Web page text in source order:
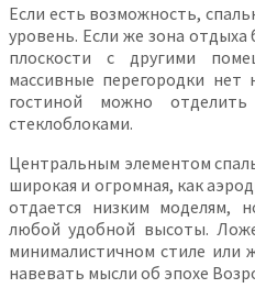
Если есть возможность,
уровень. Если же зона отдыха
плоскости с другими
массивные перегородки
гостиной можно
стеклоблоками.
Центральным элементом
широкая и огромная, как
отдается низким моделям,
любой удобной высоты.
минималистичном стиле или
навевать мысли об эпохе